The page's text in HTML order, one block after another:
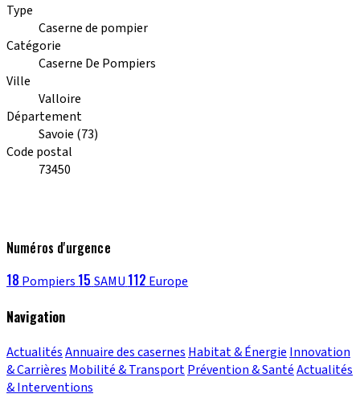
Type
Caserne de pompier
Catégorie
Caserne De Pompiers
Ville
Valloire
Département
Savoie (73)
Code postal
73450
Numéros d'urgence
18 Pompiers 15 SAMU 112 Europe
Navigation
ActualitésAnnuaire des casernes Habitat & Énergie Innovation
& Carrières Mobilité & TransportPrévention & SantéActualités
& Interventions